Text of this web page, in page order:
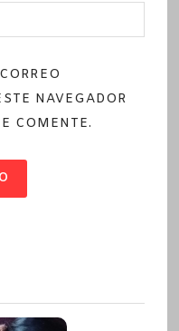
NAVEGADOR
COMENTE.